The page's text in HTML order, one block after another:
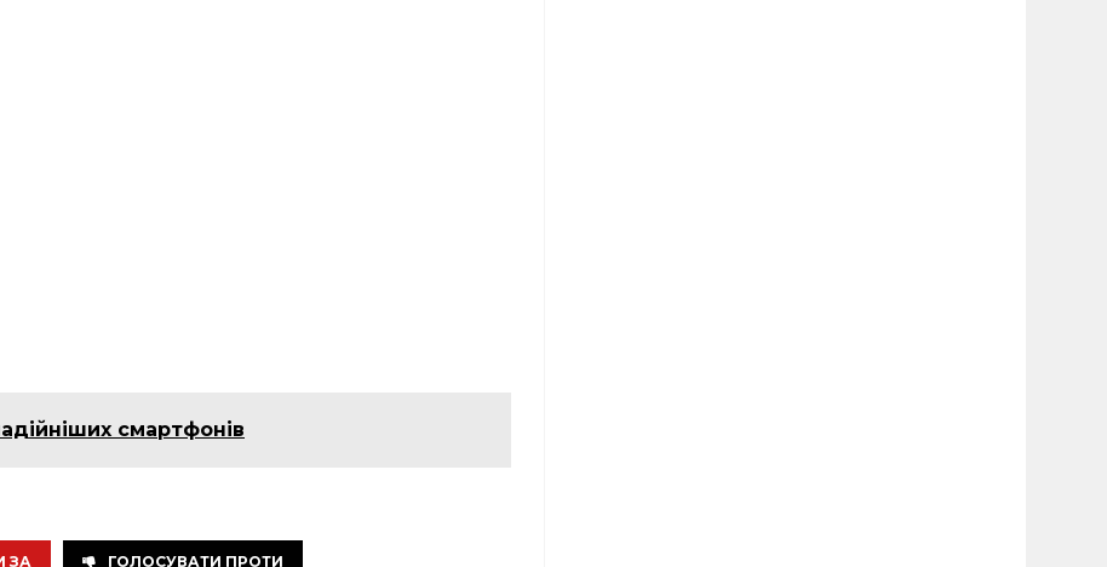
смартфонів
ЗА ГОЛОСУВАТИ ПРОТИ